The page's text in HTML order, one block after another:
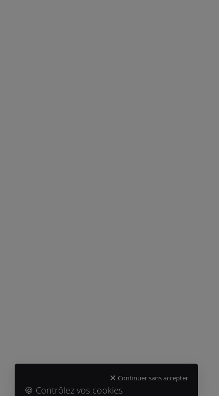
Continuer sans accepter
🍪 Contrôlez vos cookies